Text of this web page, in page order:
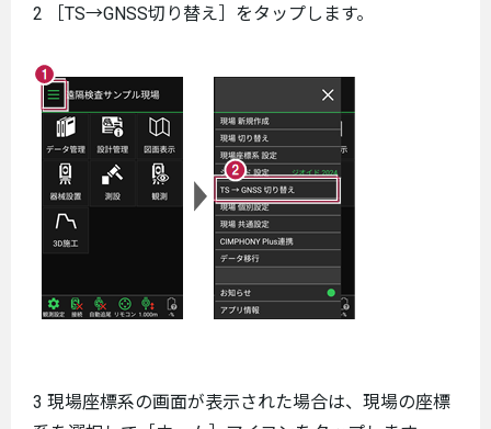
2 ［TS→GNSS切り替え］をタップします。
3 現場座標系の画面が表示された場合は、現場の座標